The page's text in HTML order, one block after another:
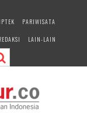
IPTEK
PARIWISATA
LAIN-LAIN